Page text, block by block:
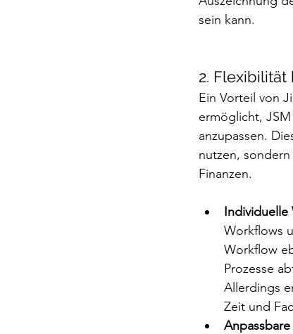
sein kann.
2.
Ein Vorteil von
ermöglicht,
anzupassen.
nutzen,
Finanzen.
Workflows
Workflow
Prozesse
Allerdings
Zeit und